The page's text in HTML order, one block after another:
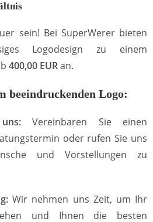
sein! Bei SuperWerer bieten
Logodesign zu einem
400,00 EURan.
beeindruckenden Logo:
Vereinbaren Sie einen
oder rufen Sie uns
und Vorstellungen zu
Wir nehmen uns Zeit, um Ihr
und Ihnen die besten